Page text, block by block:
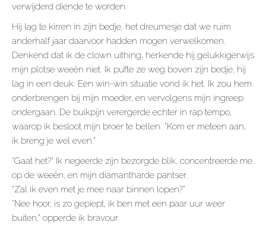
verwijderd diende te worden.
Hij lag te kirren in zijn bedje, het dreumesje dat we ruim
anderhalf jaar daarvoor hadden mogen verwelkomen.
Denkend dat ik de clown uithing, herkende hij gelukkigerwijs
mijn plotse weeën niet. Ik pufte ze weg boven zijn bedje, hij
lag in een deuk. Een win-win situatie vond ik het. Ik zou hem
onderbrengen bij mijn moeder, en vervolgens mijn ingreep
ondergaan. De buikpijn verergerde echter in rap tempo,
waarop ik besloot mijn broer te bellen. “Kom er meteen aan,
ik breng je wel even.”
“Gaat het?” Ik negeerde zijn bezorgde blik, concentreerde me
op de weeën, en mijn diamantharde pantser.
“Zal ik even met je mee naar binnen lopen?”
“Nee hoor, is zo gepiept, ik ben met een paar uur weer
buiten,” opperde ik bravour.